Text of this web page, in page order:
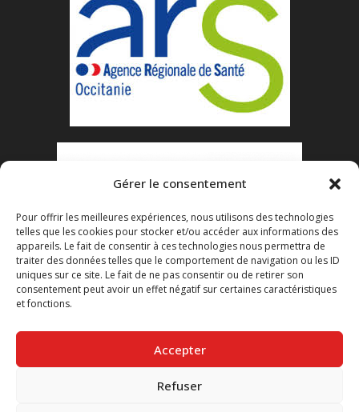
Gérer le consentement
Pour offrir les meilleures expériences, nous utilisons des technologies
telles que les cookies pour stocker et/ou accéder aux informations des
appareils. Le fait de consentir à ces technologies nous permettra de
traiter des données telles que le comportement de navigation ou les ID
uniques sur ce site. Le fait de ne pas consentir ou de retirer son
consentement peut avoir un effet négatif sur certaines caractéristiques
et fonctions.
Accepter
Refuser